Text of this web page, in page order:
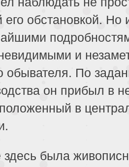
обстановкой. Но
и
обывателя. По
он прибыл в
в
была